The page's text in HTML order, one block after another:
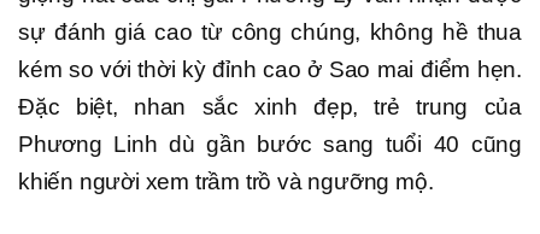
sự đánh giá cao từ công chúng, không hề thua
kém so với thời kỳ đỉnh cao ở Sao mai điểm hẹn.
Đặc biệt, nhan sắc xinh đẹp, trẻ trung của
Phương Linh dù gần bước sang tuổi 40 cũng
khiến người xem trầm trồ và ngưỡng mộ.